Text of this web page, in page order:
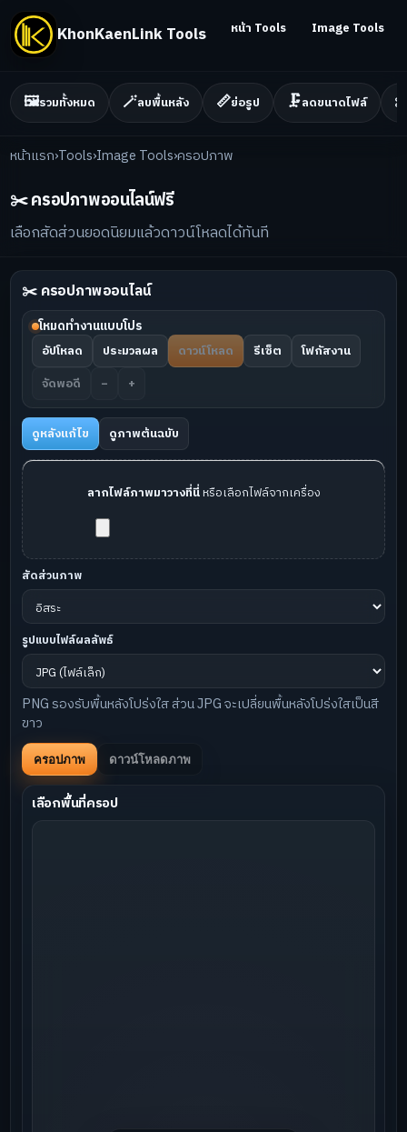
KhonKaenLink Tools หน้า Tools Image Tools
🖼️รวมทั้งหมด 🪄ลบพื้นหลัง 📏ย่อรูป 🗜️ลดขนาดไฟล์
หน้าแรก›Tools›Image Tools›ครอปภาพ
✂️ ครอปภาพออนไลน์ฟรี
เลือกสัดส่วนยอดนิยมแล้วดาวน์โหลดได้ทันที
✂️ ครอปภาพออนไลน์
โหมดทำงานแบบโปร
อัปโหลด
ประมวลผล ดาวน์โหลด รีเซ็ต
โฟกัสงาน
จัดพอดี
− +
ดูหลังแก้ไข ดูภาพต้นฉบับ
ลากไฟล์ภาพมาวางที่นี่หรือเลือกไฟล์จากเครื่อง
สัดส่วนภาพ
รูปแบบไฟล์ผลลัพธ์
PNG รองรับพื้นหลังโปร่งใส ส่วน JPG จะเปลี่ยนพื้นหลังโปร่งใสเป็นสี
ขาว
ครอปภาพ ดาวน์โหลดภาพ
เลือกพื้นที่ครอป